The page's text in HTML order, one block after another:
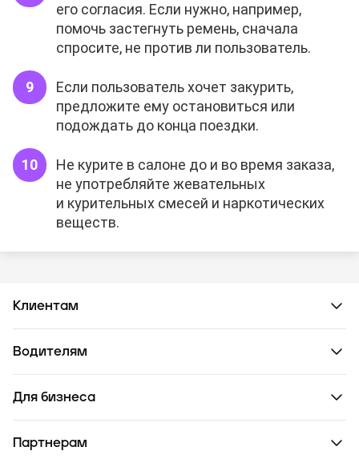
его согласия. Если нужно, например,
помочь застегнуть ремень, сначала
спросите, не против ли пользователь.
Если пользователь хочет закурить,
предложите ему остановиться или
подождать до конца поездки.
Не курите в салоне до и во время заказа,
не употребляйте жевательных
и курительных смесей и наркотических
веществ.
Клиентам
Водителям
Для бизнеса
Партнерам